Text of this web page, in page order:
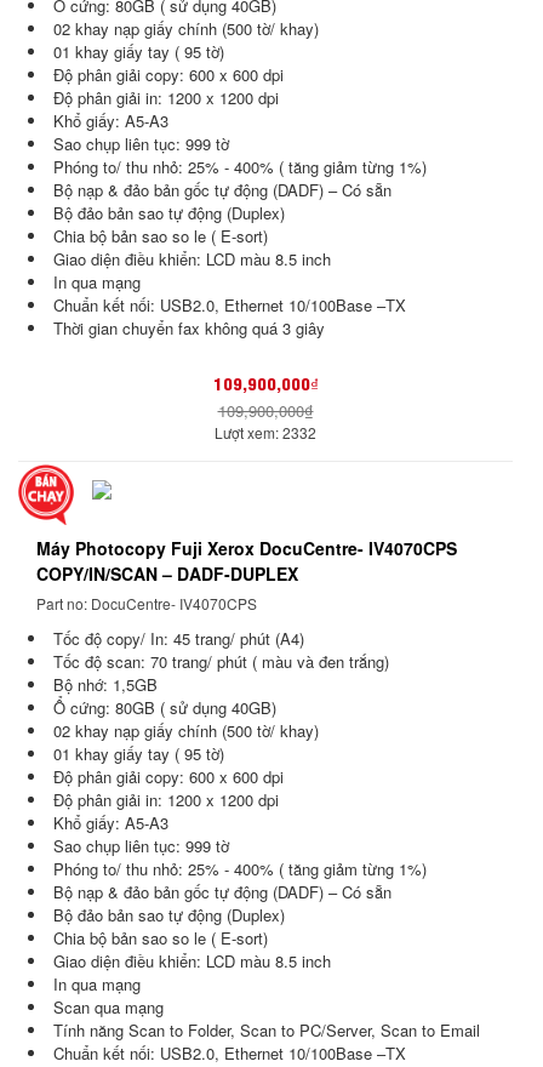
Ổ cứng: 80GB ( sử dụng 40GB)
02 khay nạp giấy chính (500 tờ/ khay)
01 khay giấy tay ( 95 tờ)
Độ phân giải copy: 600 x 600 dpi
Độ phân giải in: 1200 x 1200 dpi
Khổ giấy: A5-A3
Sao chụp liên tục: 999 tờ
Phóng to/ thu nhỏ: 25% - 400% ( tăng giảm từng 1%)
Bộ nạp & đảo bản gốc tự động (DADF) – Có sẵn
Bộ đảo bản sao tự động (Duplex)
Chia bộ bản sao so le ( E-sort)
Giao diện điều khiển: LCD màu 8.5 inch
In qua mạng
Chuẩn kết nối: USB2.0, Ethernet 10/100Base –TX
Thời gian chuyển fax không quá 3 giây
109,900,000₫
109,900,000₫
Lượt xem: 2332
Máy Photocopy Fuji Xerox DocuCentre- IV4070CPS
COPY/IN/SCAN – DADF-DUPLEX
Part no: DocuCentre- IV4070CPS
Tốc độ copy/ In: 45 trang/ phút (A4)
Tốc độ scan: 70 trang/ phút ( màu và đen trắng)
Bộ nhớ: 1,5GB
Ổ cứng: 80GB ( sử dụng 40GB)
02 khay nạp giấy chính (500 tờ/ khay)
01 khay giấy tay ( 95 tờ)
Độ phân giải copy: 600 x 600 dpi
Độ phân giải in: 1200 x 1200 dpi
Khổ giấy: A5-A3
Sao chụp liên tục: 999 tờ
Phóng to/ thu nhỏ: 25% - 400% ( tăng giảm từng 1%)
Bộ nạp & đảo bản gốc tự động (DADF) – Có sẵn
Bộ đảo bản sao tự động (Duplex)
Chia bộ bản sao so le ( E-sort)
Giao diện điều khiển: LCD màu 8.5 inch
In qua mạng
Scan qua mạng
Tính năng Scan to Folder, Scan to PC/Server, Scan to Email
Chuẩn kết nối: USB2.0, Ethernet 10/100Base –TX